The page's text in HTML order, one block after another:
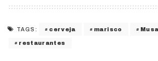
TAGS: cerveja marisco Musa
restaurantes